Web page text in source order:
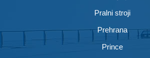
Pralni stroji
Prehrana
Prince